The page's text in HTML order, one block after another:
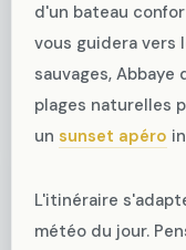
d'un bateau
vous guidera vers
sauvages,
plages naturelles
un sunset apéro
L'itinéraire
météo du jour.